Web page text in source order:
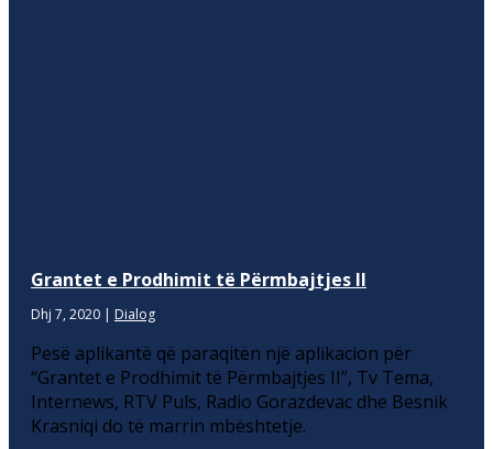
Grantet e Prodhimit të Përmbajtjes II
Dhj 7, 2020 | Dialog
Pesë aplikantë që paraqitën një aplikacion për
“Grantet e Prodhimit të Përmbajtjes II”, Tv Tema,
Internews, RTV Puls, Radio Gorazdevac dhe Besnik
Krasniqi do të marrin mbështetje.